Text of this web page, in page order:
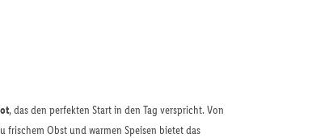
, das den perfekten Start in den Tag verspricht. Von
frischem Obst und warmen Speisen bietet das